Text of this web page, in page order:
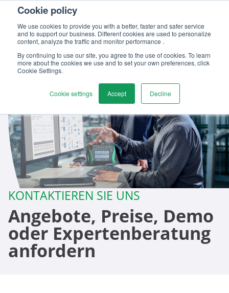
Cookie policy
We use cookies to provide you with a better, faster and safer service
and to support our business. Different cookies are used to personalize
content, analyze the traffic and monitor performance .
By continuing to use our site, you agree to the use of cookies. To learn
more about the cookies we use and to set your own preferences, click
Cookie Settings.
Cookie settings Accept Decline
KONTAKTIEREN SIE UNS
Angebote, Preise, Demo
oder Expertenberatung
anfordern